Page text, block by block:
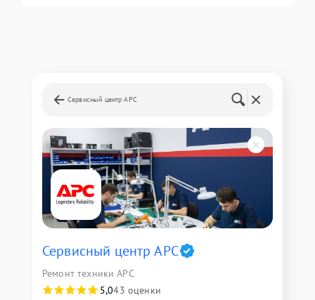
Сервисный центр APC
Сервисный центр APC
Ремонт техники APC
5,043 оценки